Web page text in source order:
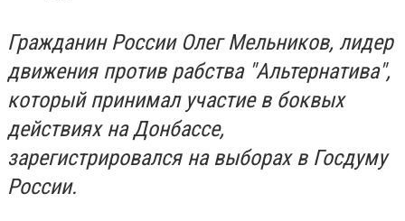
Гражданин России Олег Мельников, лидер
движения против рабства "Альтернатива",
который принимал участие в боквых
действиях на Донбассе,
зарегистрировался на выборах в Госдуму
России.